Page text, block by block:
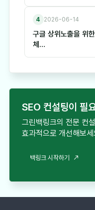
4 2026-06-14
구글 상위노출을 위
체…
SEO 컨설팅이 필
그린백링크의 전문 컨
효과적으로 개선해보세
백링크 시작하기